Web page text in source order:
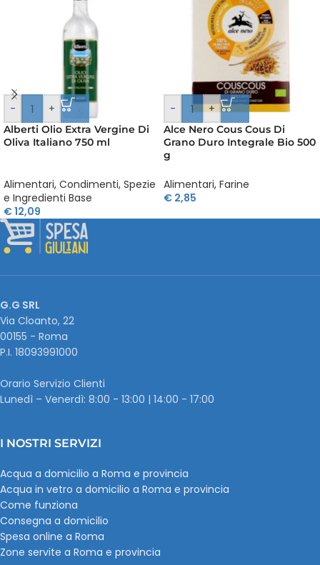
- +
Alberti Olio Extra Vergine Di
Oliva Italiano 750 ml
Alimentari, Condimenti, Spezie
e Ingredienti Base
€12,09
- +
Alce Nero Cous Cous Di
Grano Duro Integrale Bio 500
g
Alimentari, Farine
€ 2,85
G.G SRL
Via Cloanto, 22
00155 - Roma
P.I. ‭18093991000
Orario Servizio Clienti
Lunedì – Venerdì: 8:00 - 13:00 | 14:00 - 17:00
I NOSTRI SERVIZI
Acqua a domicilio a Roma e provincia
Acqua in vetro a domicilio a Roma e provincia
Come funziona
Consegna a domicilio
Spesa online a Roma
Zone servite a Roma e provincia